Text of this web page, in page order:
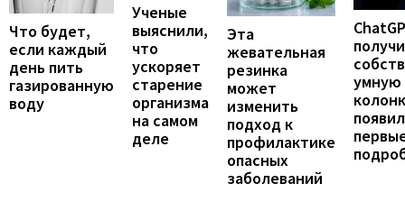
Что будет,
если каждый
день пить
газированную
воду
Ученые
выяснили,
что
ускоряет
старение
организма
на самом
деле
Эта
жевательная
резинка
может
изменить
подход к
профилактике
опасных
заболеваний
умную